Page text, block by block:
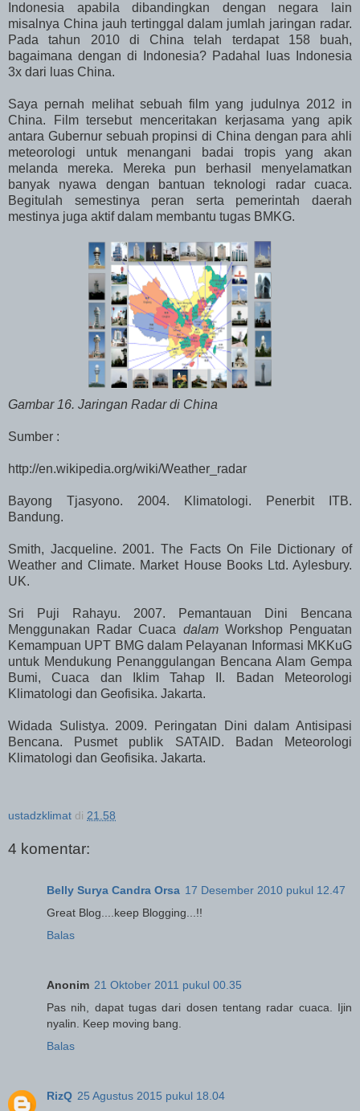
Indonesia apabila dibandingkan dengan negara lain
misalnya China jauh tertinggal dalam jumlah jaringan radar.
Pada tahun 2010 di China telah terdapat 158 buah,
bagaimana dengan di Indonesia? Padahal luas Indonesia
3x dari luas China.
Saya pernah melihat sebuah film yang judulnya 2012 in
China. Film tersebut menceritakan kerjasama yang apik
antara Gubernur sebuah propinsi di China dengan para ahli
meteorologi untuk menangani badai tropis yang akan
melanda mereka. Mereka pun berhasil menyelamatkan
banyak nyawa dengan bantuan teknologi radar cuaca.
Begitulah semestinya peran serta pemerintah daerah
mestinya juga aktif dalam membantu tugas BMKG.
Gambar 16. Jaringan Radar di China
Sumber :
http://en.wikipedia.org/wiki/Weather_radar
Bayong Tjasyono. 2004. Klimatologi. Penerbit ITB.
Bandung.
Smith, Jacqueline. 2001. The Facts On File Dictionary of
Weather and Climate. Market House Books Ltd. Aylesbury.
UK.
Sri Puji Rahayu. 2007. Pemantauan Dini Bencana
Menggunakan Radar Cuaca dalam Workshop Penguatan
Kemampuan UPT BMG dalam Pelayanan Informasi MKKuG
untuk Mendukung Penanggulangan Bencana Alam Gempa
Bumi, Cuaca dan Iklim Tahap II. Badan Meteorologi
Klimatologi dan Geofisika. Jakarta.
Widada Sulistya. 2009. Peringatan Dini dalam Antisipasi
Bencana. Pusmet publik SATAID. Badan Meteorologi
Klimatologi dan Geofisika. Jakarta.
ustadzklimat di 21.58
4 komentar:
Belly Surya Candra Orsa 17 Desember 2010 pukul 12.47
Great Blog....keep Blogging...!!
Balas
Anonim 21 Oktober 2011 pukul 00.35
Pas nih, dapat tugas dari dosen tentang radar cuaca. Ijin
nyalin. Keep moving bang.
Balas
RizQ 25 Agustus 2015 pukul 18.04